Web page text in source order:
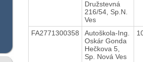
Družstevná
216/54, Sp.N.
Ves
FA2771300358
Autoškola-Ing.
Oskár Gonda
Hečkova 5,
Sp. Nová Ves